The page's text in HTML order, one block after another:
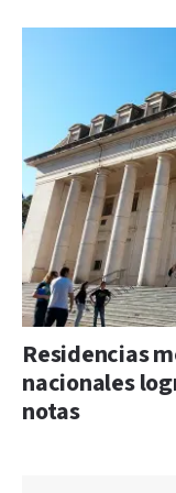
Residencias
nacionales
notas